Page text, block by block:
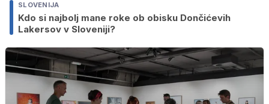
SLOVENIJA
Kdo si najbolj mane roke ob obisku Dončićevih
Lakersov v Sloveniji?